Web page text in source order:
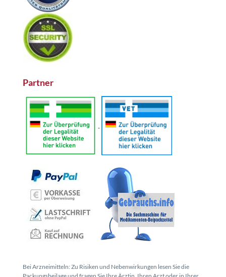
Partner
Bei Arzneimitteln: Zu Risiken und Nebenwirkungen lesen Sie die